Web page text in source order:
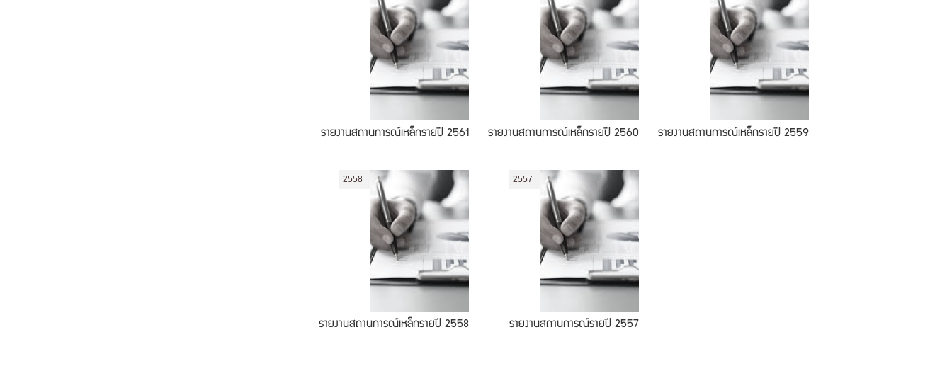
รายงานสถานการณ์เหล็กรายปี 2561 รายงานสถานการณ์เหล็กรายปี 2560 รายงานสถานการณ์เหล็กรายปี 2559
2558
รายงานสถานการณ์เหล็กรายปี 2558
2557
รายงานสถานการณ์รายปี 2557